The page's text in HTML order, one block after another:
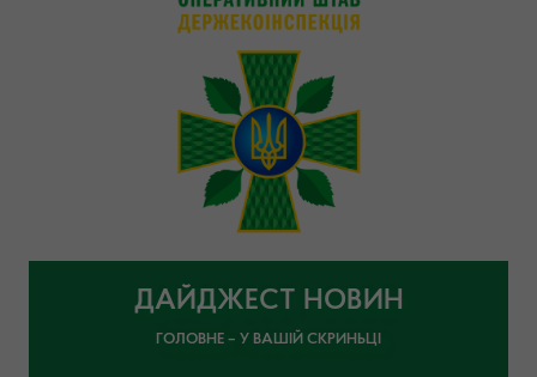
ДАЙДЖЕСТ НОВИН
ГОЛОВНЕ – У ВАШІЙ СКРИНЬЦІ